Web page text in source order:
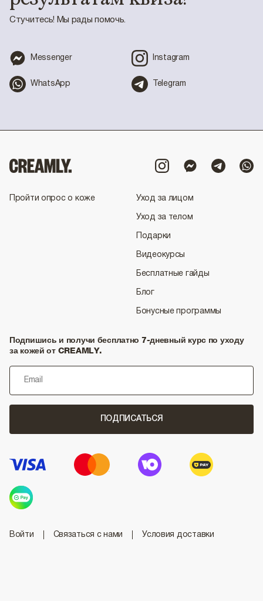
Стучитесь! Мы рады помочь.
Messenger Instagram
WhatsApp Telegram
Пройти опрос о коже Уход за лицом
Уход за телом
Подарки
Видеокурсы
Бесплатные гайды
Блог
Бонусные программы
Подпишись и получи бесплатно 7-дневный курс по уходу
за кожей от CREAMLY.
ПОДПИСАТЬСЯ
Войти Связаться с нами
Условия доставки